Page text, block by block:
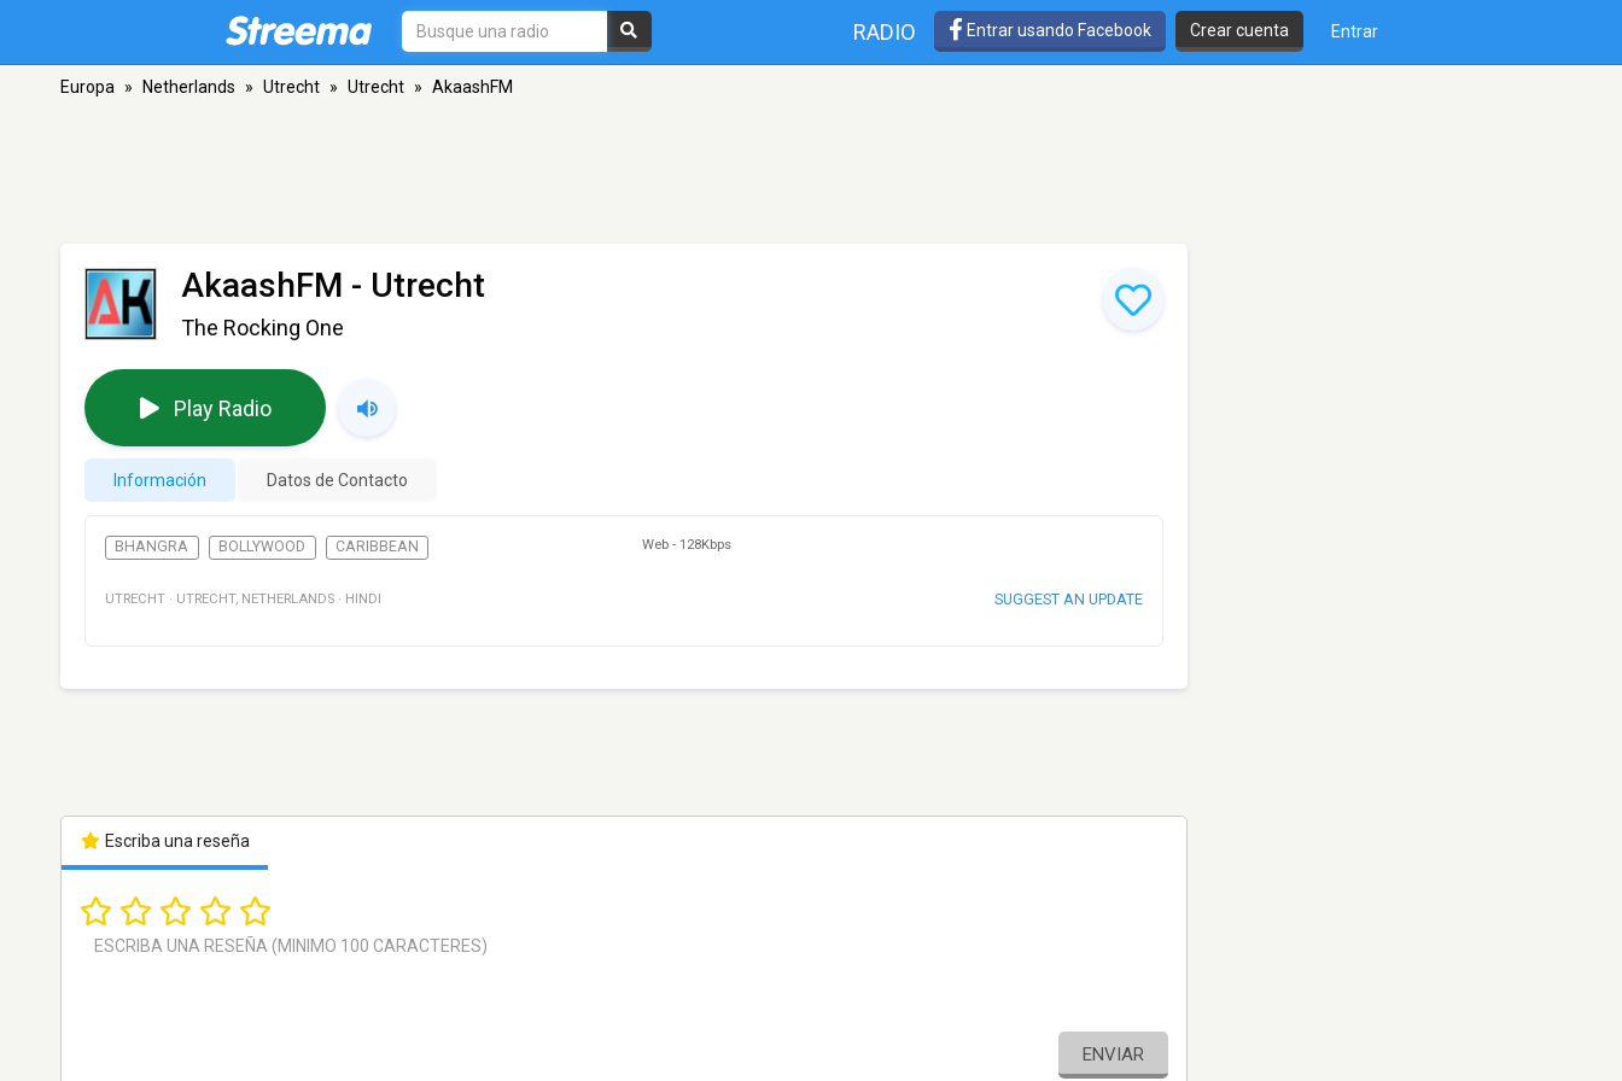
RADIO Entrar usando Facebook Crear cuenta Entrar
Europa » Netherlands » Utrecht » Utrecht » AkaashFM
AkaashFM - Utrecht
The Rocking One
Play Radio
Información Datos de Contacto
BHANGRA BOLLYWOOD CARIBBEAN Web - 128Kbps
UTRECHT · UTRECHT, NETHERLANDS · HINDI SUGGEST AN UPDATE
Escriba una reseña
ENVIAR